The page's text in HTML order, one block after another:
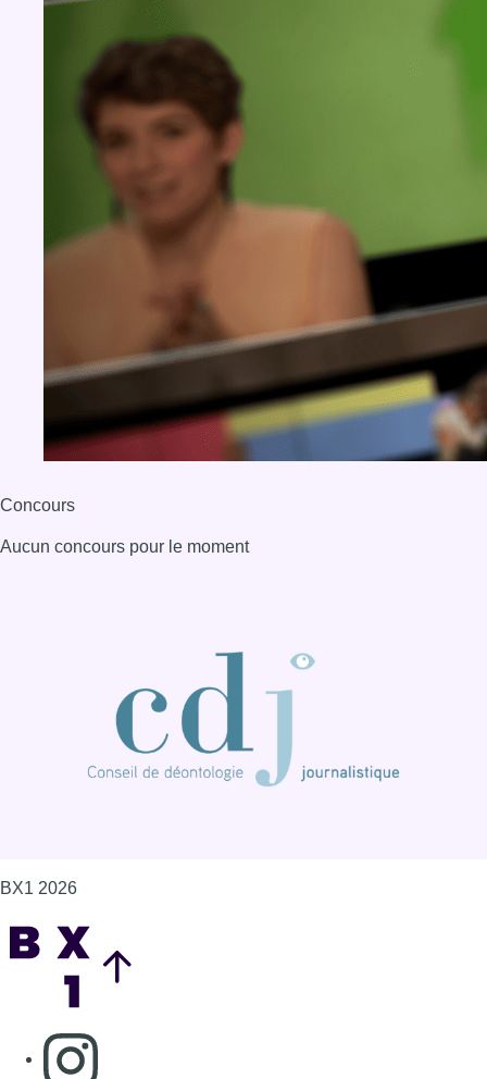
Concours
Aucun concours pour le moment
BX1 2026
Consulter page Instagram